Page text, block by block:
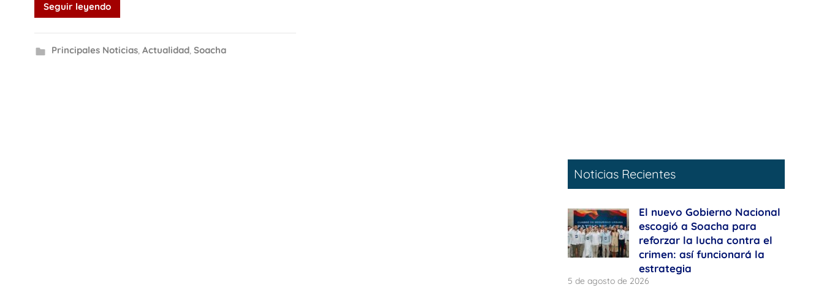
Seguir leyendo
Principales Noticias, Actualidad, Soacha
Noticias Recientes
El nuevo Gobierno Nacional
escogió a Soacha para
reforzar la lucha contra el
crimen: así funcionará la
estrategia
5 de agosto de 2026